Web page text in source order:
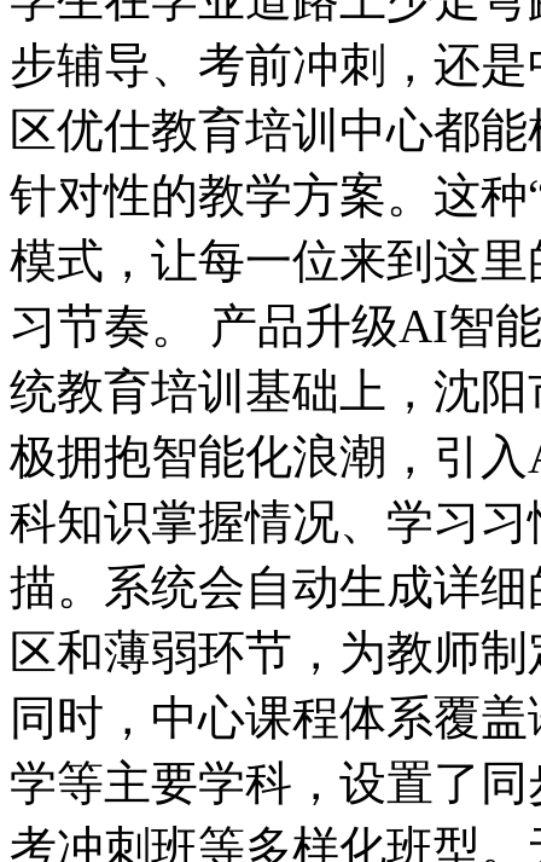
步辅导、考前冲刺，还
区优仕教育培训中心都
针对性的教学方案。这
模式，让每一位来到这
习节奏。 产品升级AI智
统教育培训基础上，沈
极拥抱智能化浪潮，引
科知识掌握情况、学习
描。系统会自动生成详
区和薄弱环节，为教师
同时，中心课程体系覆
学等主要学科，设置了
考冲刺班等多样化班型